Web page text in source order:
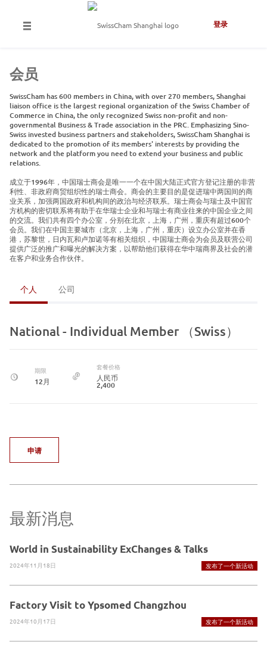
登录
会员
SwissCham has 600 members in China, with over 270 members, Shanghai
liaison office is the largest regional organization of the Swiss Chamber of
Commerce in China, the only recognized Swiss non-profit and non-
governmental Business & Trade association in the PRC. Emphasizing Sino-
Swiss invested business partners and stakeholders, SwissCham Shanghai is
dedicated to the promotion of its members' interests by providing the
network and the platform you need to extend your business and public
relations.
成立于1996年，中国瑞士商会是唯一一个在中国大陆正式官方登记注册的非营
利性、非政府商贸组织性的瑞士商会。商会的主要目的是促进瑞中两国间的商
业关系，加强两国政府和机构间的政治与经济联系。瑞士商会与瑞士及中国官
方机构的密切联系将有助于在华瑞士企业和与瑞士有商业往来的中国企业之间
的交流。我们共有四个办公室，分别在北京，上海，广州，重庆有超过600个
会员。我们在中国主要城市（北京，上海，广州，重庆）设立办公室并在香
港，苏黎世，日内瓦和卢加诺等有相关组织，中国瑞士商会为会员及联营公司
提供广泛的推广和曝光的解决方案，以帮助他们获得在华中瑞商界及社会的潜
在客户和业务合作伙伴。
个人 公司
National - Individual Member （Swiss）
期限
12月
套餐价格
人民币
2,400
申请
最新消息
World in Sustainability ExChanges & Talks
2024年11月18日 发布了一个新活动
Factory Visit to Ypsomed Changzhou
2024年10月17日 发布了一个新活动